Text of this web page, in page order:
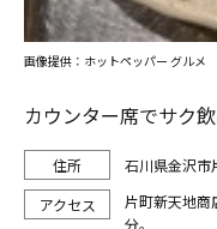
カウンター席でサク
石川県金沢市
片町新天地商
分。
画像提供：ホットペッパー グルメ